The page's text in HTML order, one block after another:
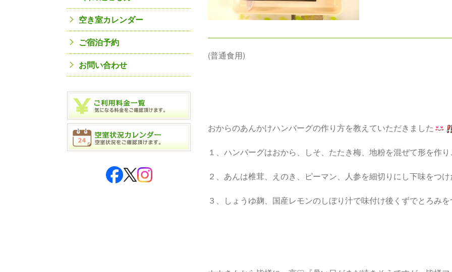
(普通食用)
おからのあんかけハンバーグの作り方を教えていただきました
１、ハンバーグはおから、しそ、たたき梅、地粉を混ぜて形を作り
２、あんは椎茸、えのき、ピーマン、人参を細切りにし下味をつけ
３、しょうゆ麹、国産レモンのしぼり汁で味付け後くずでとろみを
空き室カレンダー
ご宿泊予約
お問い合わせ